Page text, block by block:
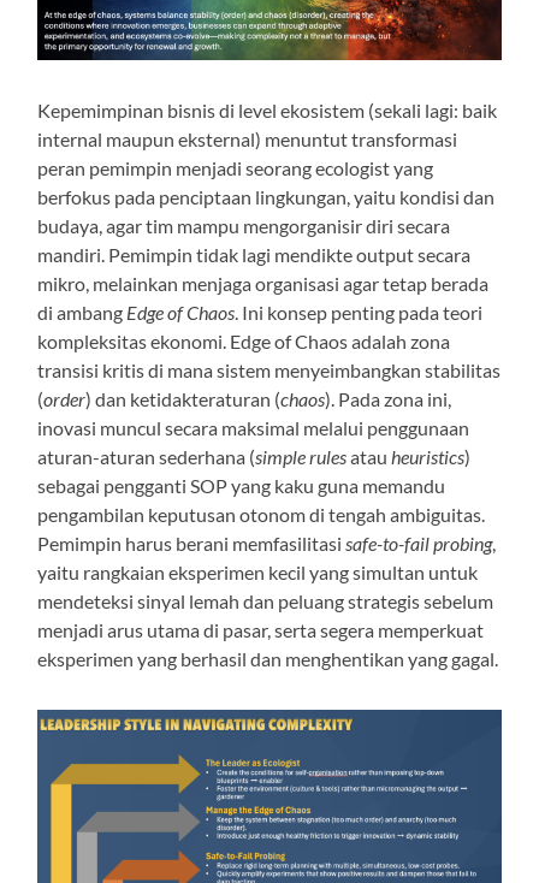
Kepemimpinan bisnis di level ekosistem (sekali lagi: baik
internal maupun eksternal) menuntut transformasi
peran pemimpin menjadi seorang ecologist yang
berfokus pada penciptaan lingkungan, yaitu kondisi dan
budaya, agar tim mampu mengorganisir diri secara
mandiri. Pemimpin tidak lagi mendikte output secara
mikro, melainkan menjaga organisasi agar tetap berada
di ambang Edge of Chaos. Ini konsep penting pada teori
kompleksitas ekonomi. Edge of Chaos adalah zona
transisi kritis di mana sistem menyeimbangkan stabilitas
(order) dan ketidakteraturan (chaos). Pada zona ini,
inovasi muncul secara maksimal melalui penggunaan
aturan-aturan sederhana (simple rulesatauheuristics)
sebagai pengganti SOP yang kaku guna memandu
pengambilan keputusan otonom di tengah ambiguitas.
Pemimpin harus berani memfasilitasisafe-to-fail probing,
yaitu rangkaian eksperimen kecil yang simultan untuk
mendeteksi sinyal lemah dan peluang strategis sebelum
menjadi arus utama di pasar, serta segera memperkuat
eksperimen yang berhasil dan menghentikan yang gagal.